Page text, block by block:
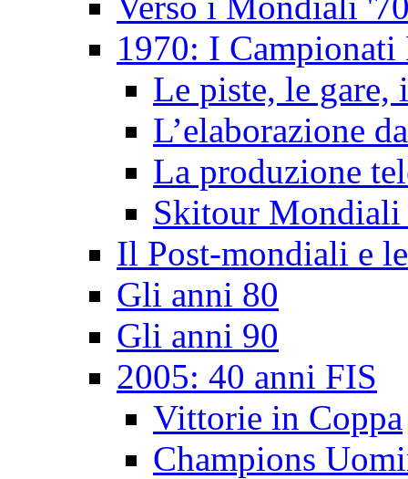
1970: I
Le piste, le
L’elaborazione
La produzione
Skitour Mondiali
Il Post-mondiali e
Gli anni 80
Gli anni 90
2005: 40 anni FIS
Vittorie in Coppa
Champions